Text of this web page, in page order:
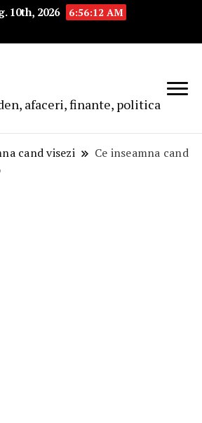
10th, 2026 6:56:13 AM
afaceri, finante, politica
cand visezi
Ce inseamna cand